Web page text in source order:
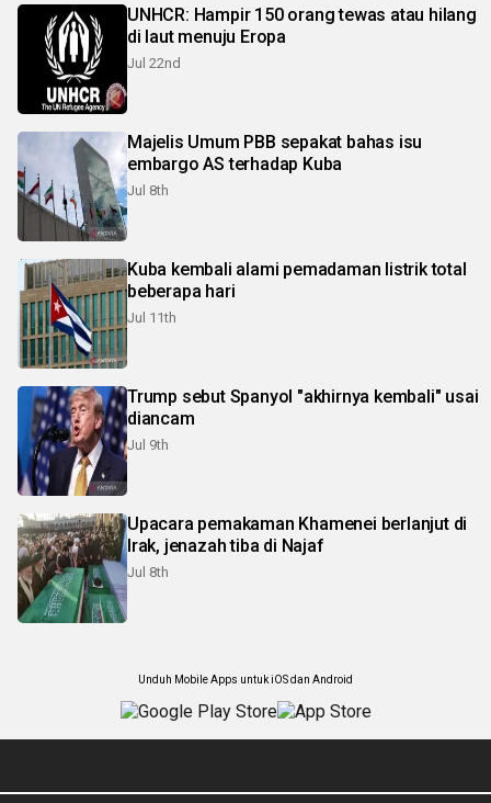
UNHCR: Hampir 150 orang tewas atau hilang
di laut menuju Eropa
Jul 22nd
Majelis Umum PBB sepakat bahas isu
embargo AS terhadap Kuba
Jul 8th
Kuba kembali alami pemadaman listrik total
beberapa hari
Jul 11th
Trump sebut Spanyol "akhirnya kembali" usai
diancam
Jul 9th
Upacara pemakaman Khamenei berlanjut di
Irak, jenazah tiba di Najaf
Jul 8th
Unduh Mobile Apps untuk iOS dan Android